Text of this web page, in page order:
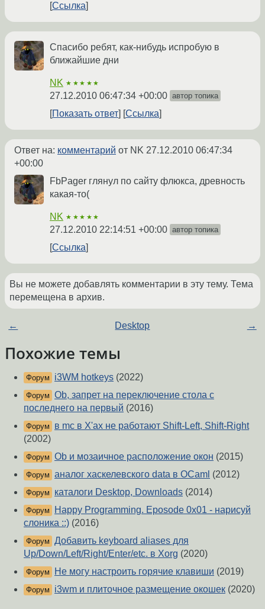
Ссылка
Спасибо ребят, как-нибудь испробую в
ближайшие дни
NK ★★★★★
27.12.2010 06:47:34 +00:00 автор топика
Показать ответ Ссылка
Ответ на: комментарий от NK 27.12.2010 06:47:34
+00:00
FbPager глянул по сайту флюкса, древность
какая-то(
NK ★★★★★
27.12.2010 22:14:51 +00:00 автор топика
Ссылка
Вы не можете добавлять комментарии в эту тему. Тема
перемещена в архив.
← Desktop →
Похожие темы
Форум i3WM hotkeys (2022)
Форум Ob, запрет на переключение стола с
последнего на первый (2016)
Форум
в mc в X'ах не работают Shift-Left, Shift-Right
(2002)
Форум Ob и мозаичное расположение окон (2015)
Форум аналог хаскелевского data в OCaml (2012)
Форум каталоги Desktop, Downloads (2014)
Форум
Happy Programming. Eposode 0x01 - нарисуй
слоника ::) (2016)
Форум Добавить keyboard aliases для
Up/Down/Left/Right/Enter/etc. в Xorg (2020)
Форум Не могу настроить горячие клавиши (2019)
Форум i3wm и плиточное размещение окошек (2020)